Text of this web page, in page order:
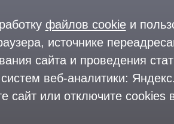
вход/регистрация, используя профиль в:
файлов cookieи
источнике
сайта и проведения
веб-аналитики:
сайт или отключите cookies